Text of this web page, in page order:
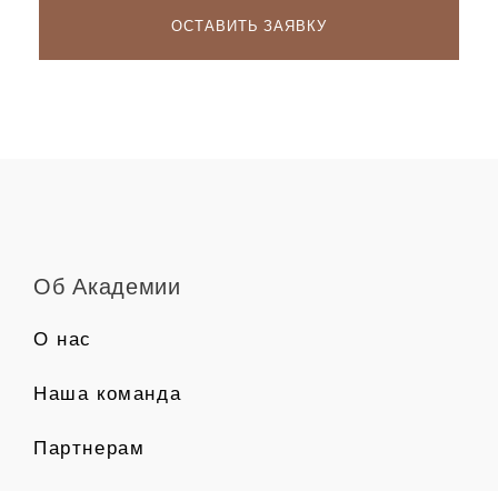
Об Академии
О нас
Наша команда
Партнерам